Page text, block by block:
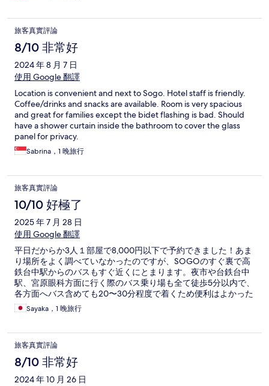
旅客真實評論
8/10 非常好
2024 年 8 月 7 日
使用 Google 翻譯
Location is convenient and next to Sogo. Hotel staff is friendly.
Coffee/drinks and snacks are available. Room is very spacious
and great for families except the bidet flashing is bad. Should
have a shower curtain inside the bathroom to cover the glass
panel for privacy.
Sabrina，1 晚旅行
旅客真實評論
10/10 好極了
2025 年 7 月 28 日
使用 Google 翻譯
平日だからか3人１部屋で8,000円以下で予約できました！あま
り場所をよく調べていなかったのですが、SOGOのすぐ裏で高
鉄台中駅からのバスもすぐ近くにとまります。夜市や台鉄台中
駅、宮原眼科方面に行く際のバス乗り場も全て徒歩5分以内で、
各方面へバス含めても20〜30分程度で着くため便利はよかった
と思います。観光地の多い台鉄台中駅近辺は泊まりやすそうな
ホテルは多くないですが、どうしても徒歩で観光地にアクセス
ていたためこちらのホテルの周りではあまり出歩きませんでし
た。時間がなく行けませんでしたが、徒歩10分のところに夜市
もあるみたいです！ 何よりお部屋が清潔で広々していて、ベッ
ドは台湾旅行中のホテルの中で1番ぐっすり眠れました！シャワ
ールームはちゃんとドアがついているタイプなのも日本人とし
Sayaka，1 晚旅行
旅客真實評論
8/10 非常好
2024 年 10 月 26 日